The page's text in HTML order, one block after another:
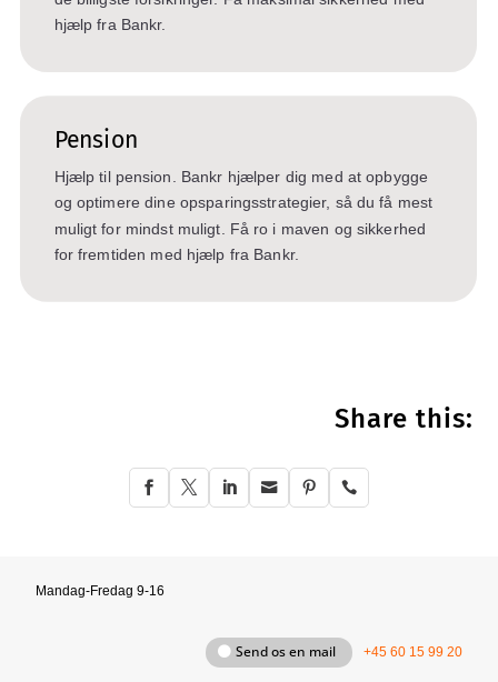
hjælp fra Bankr.
Pension
Hjælp til pension. Bankr hjælper dig med at opbygge
og optimere dine opsparingsstrategier, så du få mest
muligt for mindst muligt. Få ro i maven og sikkerhed
for fremtiden med hjælp fra Bankr.
Share this:
     
Mandag-Fredag 9-16
Send os en mail +45 60 15 99 20